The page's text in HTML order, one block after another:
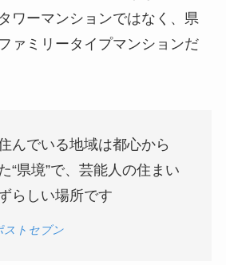
ワーマンションではなく、県
ァミリータイプマンションだ
んでいる地域は都心から
“県境”で、芸能人の住まい
らしい場所です
ストセブン